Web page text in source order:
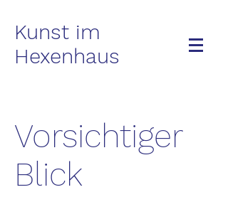
Kunst im
Hexenhaus
Vorsichtiger
Blick